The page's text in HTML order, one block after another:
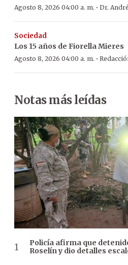
Agosto 8, 2026 04:00 a. m. · Dr.
Sociedad
Los 15 años de Fiorella Mieres
Agosto 8, 2026 04:00 a. m. ·
Notas más leídas
Policía afirma que
Roselín y dio detalles